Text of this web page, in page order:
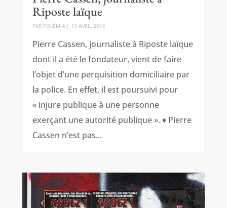
Riposte laïque
PAR POLÉMIA| 19 AVRIL 2016
Pierre Cassen, journaliste à Riposte laïque
dont il a été le fondateur, vient de faire
l’objet d’une perquisition domiciliaire par
la police. En effet, il est poursuivi pour
« injure publique à une personne
exerçant une autorité publique ». ♦ Pierre
Cassen n’est pas...